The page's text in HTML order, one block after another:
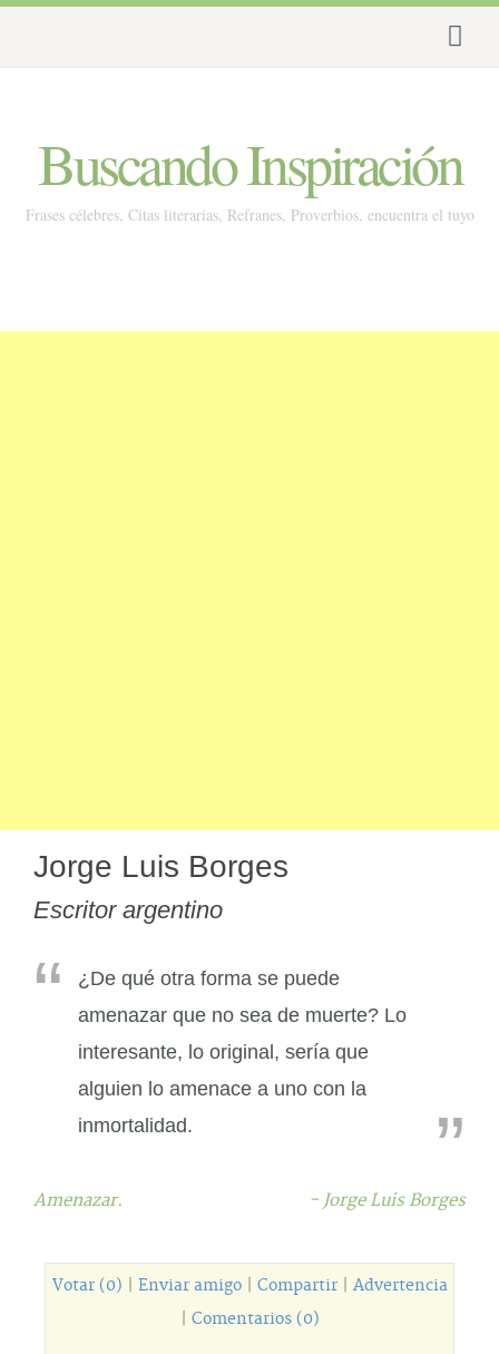
Buscando Inspiración
Frases célebres, Citas literarias, Refranes, Proverbios, encuentra el tuyo
Jorge Luis Borges
Escritor argentino
¿De qué otra forma se puede
amenazar que no sea de muerte? Lo
interesante, lo original, sería que
alguien lo amenace a uno con la
inmortalidad.
Amenazar. - Jorge Luis Borges
Votar (0) Enviar amigo| Compartir| Advertencia
Comentarios (0)